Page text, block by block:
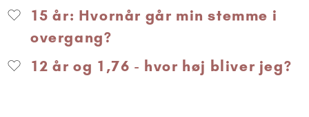
15 år: Hvornår går min stemme i
overgang?
12 år og 1,76 - hvor høj bliver jeg?